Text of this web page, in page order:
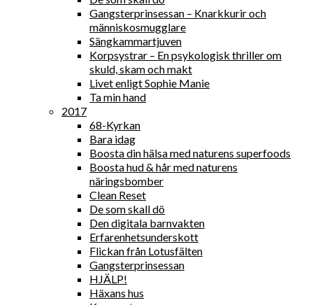
Gangsterprinsessan – Knarkkurir och
människosmugglare
Sängkammartjuven
Korpsystrar – En psykologisk thriller om
skuld, skam och makt
Livet enligt Sophie Manie
Ta min hand
2017
68-Kyrkan
Bara idag
Boosta din hälsa med naturens superfoods
Boosta hud & hår med naturens
näringsbomber
Clean Reset
De som skall dö
Den digitala barnvakten
Erfarenhetsunderskott
Flickan från Lotusfälten
Gangsterprinsessan
HJÄLP!
Häxans hus